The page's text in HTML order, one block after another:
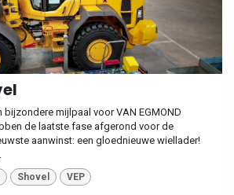
bijzondere mijlpaal voor VAN EGMOND
de laatste fase afgerond voor de
aanwinst: een gloednieuwe wiellader!
Shovel VEP